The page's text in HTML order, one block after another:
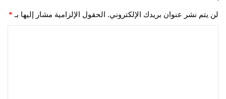
لن يتم نشر عنوان بريدك الإلكتروني. الحقول الإلزامية مشار إليها بـ *